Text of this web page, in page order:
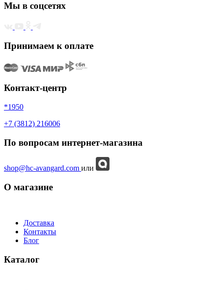
Мы в соцсетях
Принимаем к оплате
Контакт-центр
*1950
+7 (3812) 216006
По вопросам интернет-магазина
shop@hc-avangard.com или
О магазине
Доставка
Контакты
Блог
Каталог